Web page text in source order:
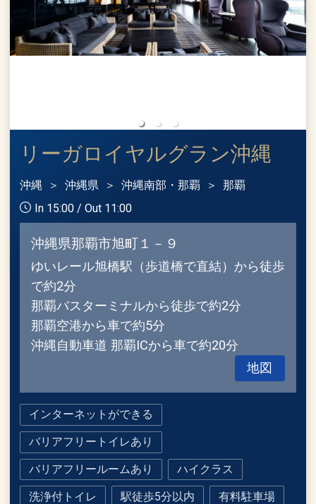
リーガロイヤルグラン沖縄
沖縄 沖縄県 沖縄南部・那覇
那覇
In 15:00 / Out 11:00
沖縄県那覇市旭町１－９
ゆいレール旭橋駅（歩道橋で直結）から徒歩
で約2分
那覇バスターミナルから徒歩で約2分
那覇空港から車で約5分
沖縄自動車道 那覇ICから車で約20分
地図
インターネットができる
バリアフリートイレあり
バリアフリールームあり ハイクラス
洗浄付トイレ 駅徒歩5分以内 有料駐車場